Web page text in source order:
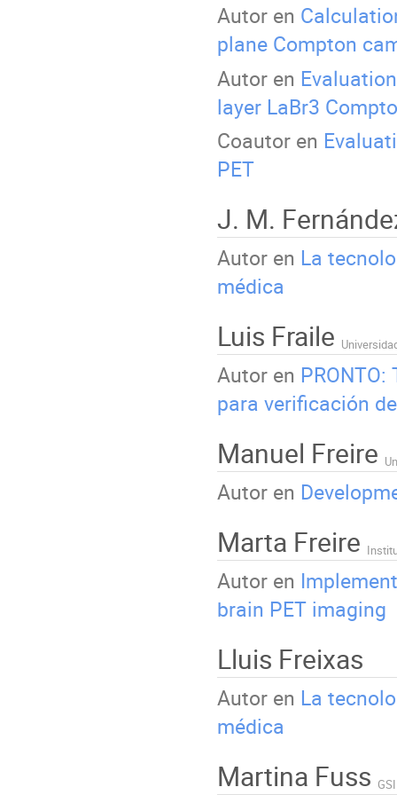
Autor en
plane Compton
Autor en
layer LaBr3
Coautor en
PET
J. M.
Autor en La
médica
Luis Fraile
Autor en
para verificación
Manuel Freire
Autor en
Marta Freire
Autor en
brain PET imaging
Lluis Freixas
Autor en La
médica
Martina Fuss